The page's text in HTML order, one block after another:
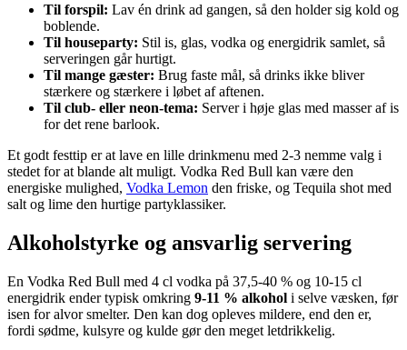
Til forspil: Lav én drink ad gangen, så den holder sig kold og
boblende.
Til houseparty: Stil is, glas, vodka og energidrik samlet, så
serveringen går hurtigt.
Til mange gæster: Brug faste mål, så drinks ikke bliver
stærkere og stærkere i løbet af aftenen.
Til club- eller neon-tema: Server i høje glas med masser af is
for det rene barlook.
Et godt festtip er at lave en lille drinkmenu med 2-3 nemme valg i
stedet for at blande alt muligt. Vodka Red Bull kan være den
energiske mulighed, Vodka Lemon den friske, og Tequila shot med
salt og lime den hurtige partyklassiker.
Alkoholstyrke og ansvarlig servering
En Vodka Red Bull med 4 cl vodka på 37,5-40 % og 10-15 cl
energidrik ender typisk omkring 9-11 % alkohol i selve væsken, før
isen for alvor smelter. Den kan dog opleves mildere, end den er,
fordi sødme, kulsyre og kulde gør den meget letdrikkelig.